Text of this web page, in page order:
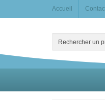
Accueil